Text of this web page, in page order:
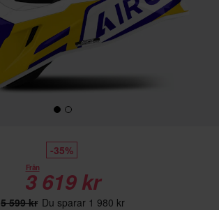
-35%
Från
3 619 kr
5 599 kr Du sparar 1 980 kr